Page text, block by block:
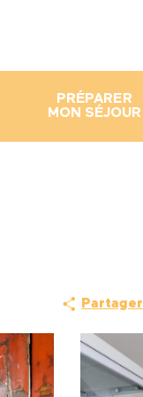
PRÉPARER
MON SÉJOUR
Partager